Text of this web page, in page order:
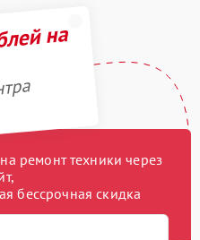
на
ремонт техники через
бессрочная скидка